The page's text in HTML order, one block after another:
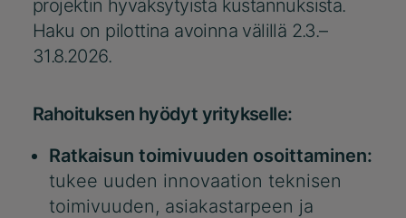
projektin hyväksytyistä kustannuksista.
Haku on pilottina avoinna välillä 2.3.–
31.8.2026.
Rahoituksen hyödyt yritykselle:
Ratkaisun toimivuuden osoittaminen:
tukee uuden innovaation teknisen
toimivuuden, asiakastarpeen ja